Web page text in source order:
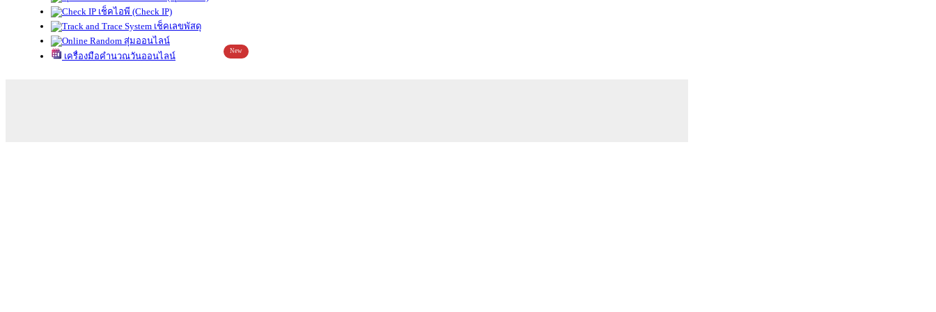
เช็คไอพี (Check IP)
เช็คเลขพัสดุ
สุ่มออนไลน์
เครื่องมือคำนวณวันออนไลน์
New